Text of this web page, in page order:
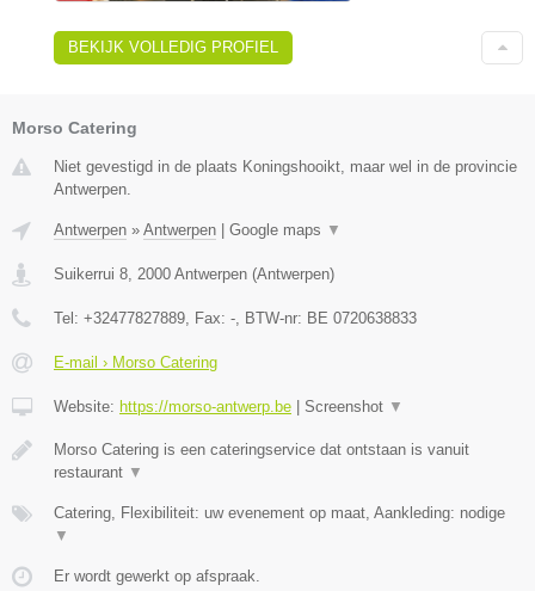
BEKIJK VOLLEDIG PROFIEL
Morso Catering
Niet gevestigd in de plaats Koningshooikt, maar wel in de provincie
Antwerpen.
Antwerpen » Antwerpen Google maps ▼
Suikerrui 8, 2000 Antwerpen (Antwerpen)
Tel: +32477827889, Fax: -, BTW-nr: BE 0720638833
E-mail › Morso Catering
Website: https://morso-antwerp.be Screenshot ▼
Morso Catering is een cateringservice dat ontstaan is vanuit
restaurant ▼
Catering, Flexibiliteit: uw evenement op maat, Aankleding: nodige
▼
Er wordt gewerkt op afspraak.